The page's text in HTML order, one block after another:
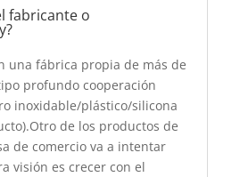
fabricante o
una fábrica propia de más de
profundo cooperación
inoxidable/plástico/silicona
de los productos de
de comercio va a intentar
visión es crecer con el